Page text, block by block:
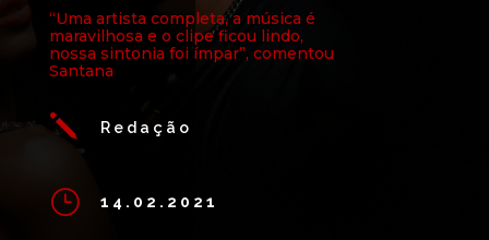
“Uma artista completa, a música é
maravilhosa e o clipe ficou lindo,
nossa sintonia foi ímpar”, comentou
Santana
j Redação
} 14.02.2021